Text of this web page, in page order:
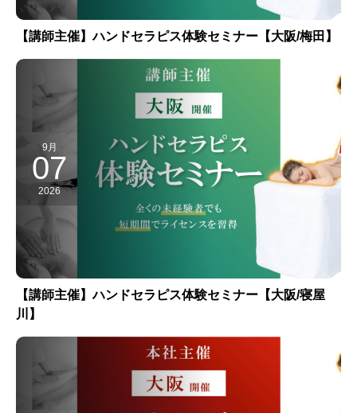
【講師主催】ハンドセラピス体験セミナー【大阪/梅田】
9月
07
2026
【講師主催】ハンドセラピス体験セミナー【大阪/寝屋
川】